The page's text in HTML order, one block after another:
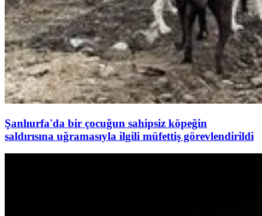
Şanlıurfa'da bir çocuğun sahipsiz köpeğin
saldırısına uğramasıyla ilgili müfettiş görevlendirildi